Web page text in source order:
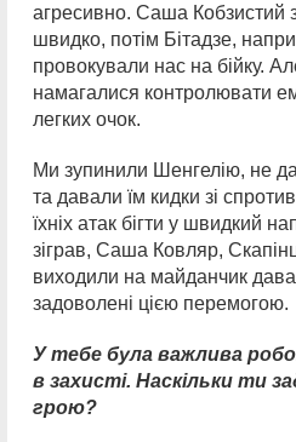
агресивно. Саша Кобзистий
швидко, потім Бітадзе,
провокували нас на бійку.
намагалися контролювати
легких очок.
Ми зупинили Шенгелію, не
та давали їм кидки зі
їхніх атак бігти у швидкий
зіграв, Саша Ковляр,
виходили на майданчик
задоволені цією перемогою.
У тебе була важлива
в захисті. Наскільки ти
грою?